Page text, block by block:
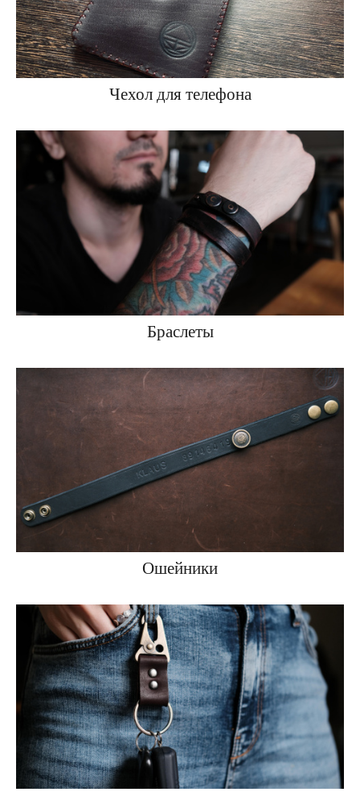
Чехол для телефона
Браслеты
Ошейники